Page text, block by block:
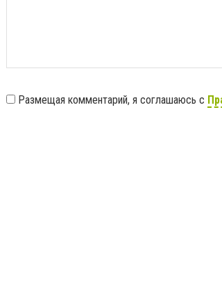
Размещая комментарий, я соглашаюсь с